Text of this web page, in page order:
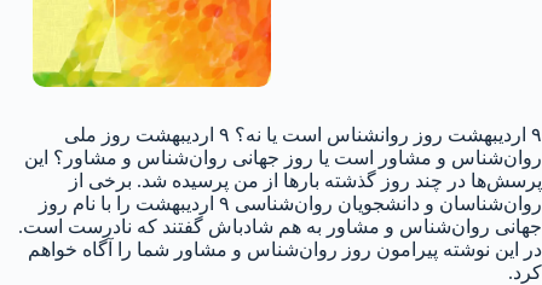
۹ اردیبهشت روز روانشناس است یا نه؟ ۹ اردیبهشت روز ملی
روان‌شناس و مشاور است یا روز جهانی روان‌شناس و مشاور؟ این
پرسش‌ها در چند روز گذشته بارها از من پرسیده شد. برخی از
روان‌شناسان و دانشجویان روان‌شناسی ۹ اردیبهشت را با نام روز
جهانی روان‌شناس و مشاور به هم شادباش گفتند که نادرست است.
در این نوشته پیرامون روز روان‌شناس و مشاور شما را آگاه خواهم
کرد.